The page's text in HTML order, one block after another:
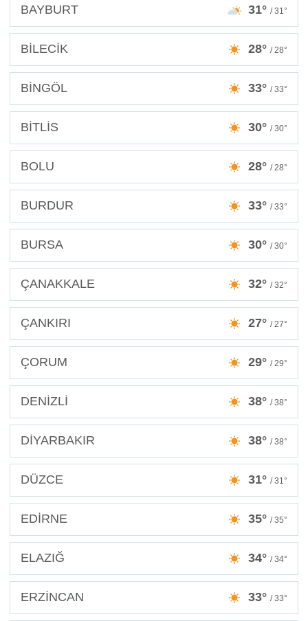
BAYBURT 31° / 31°
BİLECİK 28° / 28°
BİNGÖL 33° / 33°
BİTLİS 30° / 30°
BOLU 28° / 28°
BURDUR 33° / 33°
BURSA 30° / 30°
ÇANAKKALE 32° / 32°
ÇANKIRI 27° / 27°
ÇORUM 29° / 29°
DENİZLİ 38° / 38°
DİYARBAKIR 38° / 38°
DÜZCE 31° / 31°
EDİRNE 35° / 35°
ELAZIĞ 34° / 34°
ERZİNCAN 33° / 33°